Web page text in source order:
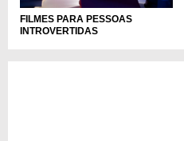
FILMES PARA PESSOAS
INTROVERTIDAS